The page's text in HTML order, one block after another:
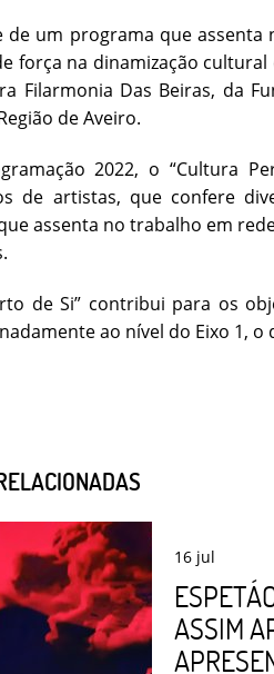
de um programa que
força na dinamização
Filarmonia Das Beiras, da
de Aveiro.
2022, o “Cultura
de artistas, que confere
assenta no trabalho em
de Si” contribui para os
ao nível do Eixo 1, o
16 jul
ASSIM